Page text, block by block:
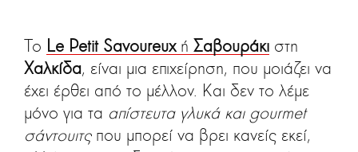
Το Le Petit Savoureuxή Σαβουράκι στη
Χαλκίδα, είναι μια επιχείρηση, που μοιάζει να
έχει έρθει από το μέλλον. Και δεν το λέμε
μόνο για τα απίστευτα γλυκά και gourmet
σάντουιτςπου μπορεί να βρει κανείς εκεί,